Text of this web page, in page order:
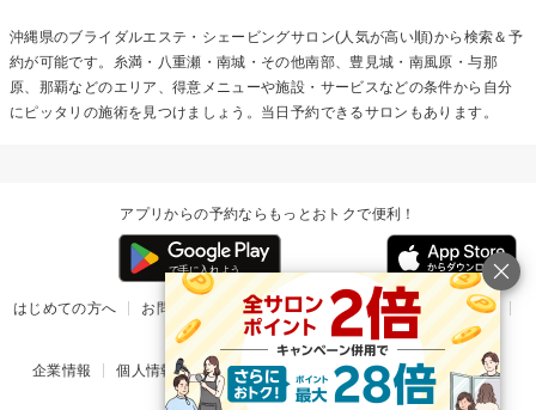
沖縄県のブライダルエステ・シェービングサロン(人気が高い順)から検索＆予
約が可能です。糸満・八重瀬・南城・その他南部、豊見城・南風原・与那
原、那覇などのエリア、得意メニューや施設・サービスなどの条件から自分
にピッタリの施術を見つけましょう。当日予約できるサロンもあります。
アプリからの予約ならもっとおトクで便利！
はじめての方へ お問い合わせ ヘルプ リリース情報
利用規約
掲載ご希望のサロン様
企業情報 個人情報保護方針 楽天のサービス一覧 アプリ一覧
© Rakuten Group, Inc.